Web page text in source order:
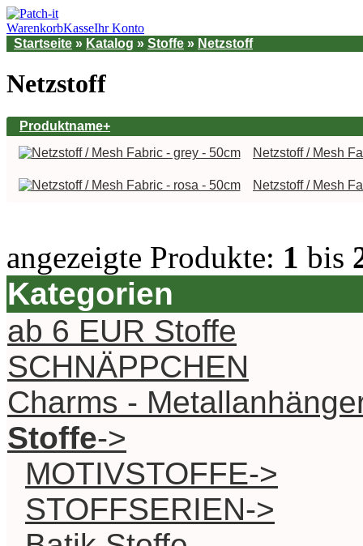
WarenkorbKasseIhr Konto
Startseite » Katalog » Stoffe » Netzstoff
Netzstoff
Produktname+
Netzstoff / Mesh
Netzstoff / Mesh
angezeigte Produkte: 1 bis
Kategorien
ab 6 EUR Stoffe
SCHNÄPPCHEN
Charms -
Stoffe->
MOTIVSTOFFE->
STOFFSERIEN->